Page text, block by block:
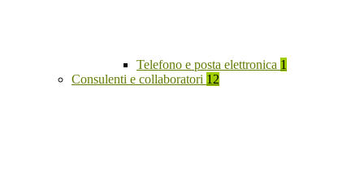
Telefono e posta elettronica 1
Consulenti e collaboratori 12